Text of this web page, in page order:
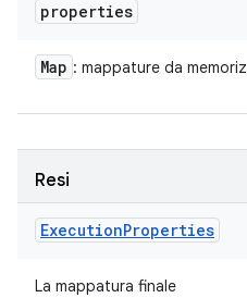
properties
Map : mappature da
Resi
ExecutionProperties
La mappatura finale